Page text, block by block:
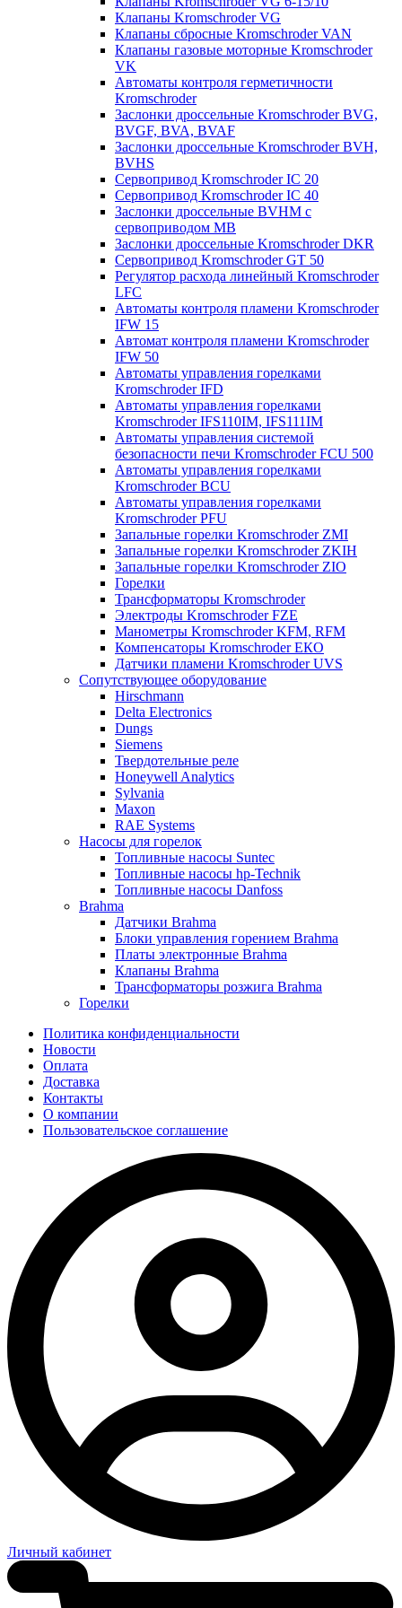
Клапаны Kromschroder VG
Клапаны сбросные Kromschroder VAN
Клапаны газовые моторные Kromschroder
VK
Автоматы контроля герметичности
Kromschroder
Заслонки дроссельные Kromschroder BVG,
BVGF, BVA, BVAF
Заслонки дроссельные Kromschroder BVH,
BVHS
Сервопривод Kromschroder IC 20
Сервопривод Kromschroder IC 40
Заслонки дроссельные BVHM с
сервоприводом МВ
Заслонки дроссельные Kromschroder DKR
Cервопривод Kromschroder GT 50
Регулятор расхода линейный Kromschroder
LFC
Автоматы контроля пламени Kromschroder
IFW 15
Автомат контроля пламени Kromschroder
IFW 50
Автоматы управления горелками
Kromschroder IFD
Автоматы управления горелками
Kromschroder IFS110IM, IFS111IM
Автоматы управления системой
безопасности печи Kromschroder FCU 500
Автоматы управления горелками
Kromschroder BCU
Автоматы управления горелками
Kromschroder PFU
Запальные горелки Kromschroder ZМI
Запальные горелки Kromschroder ZKIH
Запальные горелки Kromschroder ZIO
Горелки
Трансформаторы Kromschroder
Электроды Kromschroder FZE
Манометры Kromschroder KFM, RFM
Компенсаторы Kromschroder ЕКО
Датчики пламени Kromschroder UVS
Сопутствующее оборудование
Hirschmann
Delta Electronics
Dungs
Siemens
Твердотельные реле
Honeywell Analytics
Sylvania
Maxon
RAE Systems
Насосы для горелок
Топливные насосы Suntec
Топливные насосы hp-Technik
Топливные насосы Danfoss
Brahma
Датчики Brahma
Блоки управления горением Brahma
Платы электронные Brahma
Клапаны Brahma
Трансформаторы розжига Brahma
Горелки
Политика конфиденциальности
Новости
Оплата
Доставка
Контакты
О компании
Пользовательское соглашение
Личный кабинет